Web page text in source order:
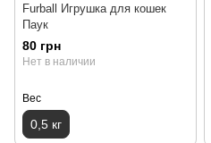
Furball Игрушка для кошек
Паук
80 грн
Нет в наличии
Вес
0,5 кг